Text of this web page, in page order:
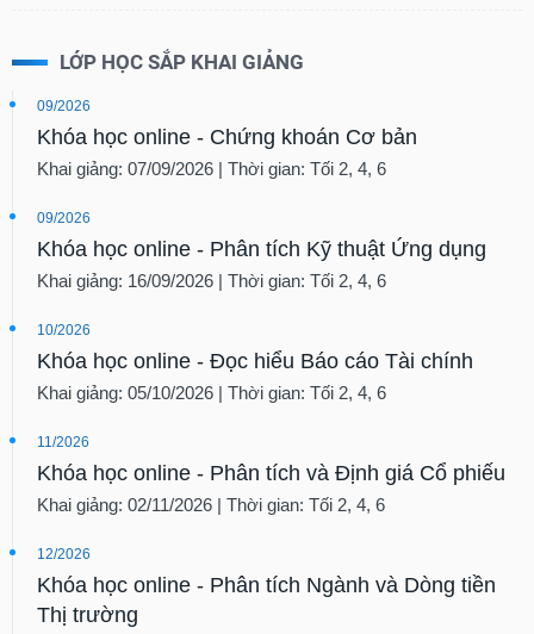
LỚP HỌC SẮP KHAI GIẢNG
09/2026
Khóa học online - Chứng khoán Cơ bản
Khai giảng: 07/09/2026 | Thời gian: Tối 2, 4, 6
09/2026
Khóa học online - Phân tích Kỹ thuật Ứng dụng
Khai giảng: 16/09/2026 | Thời gian: Tối 2, 4, 6
10/2026
Khóa học online - Đọc hiểu Báo cáo Tài chính
Khai giảng: 05/10/2026 | Thời gian: Tối 2, 4, 6
11/2026
Khóa học online - Phân tích và Định giá Cổ phiếu
Khai giảng: 02/11/2026 | Thời gian: Tối 2, 4, 6
12/2026
Khóa học online - Phân tích Ngành và Dòng tiền
Thị trường